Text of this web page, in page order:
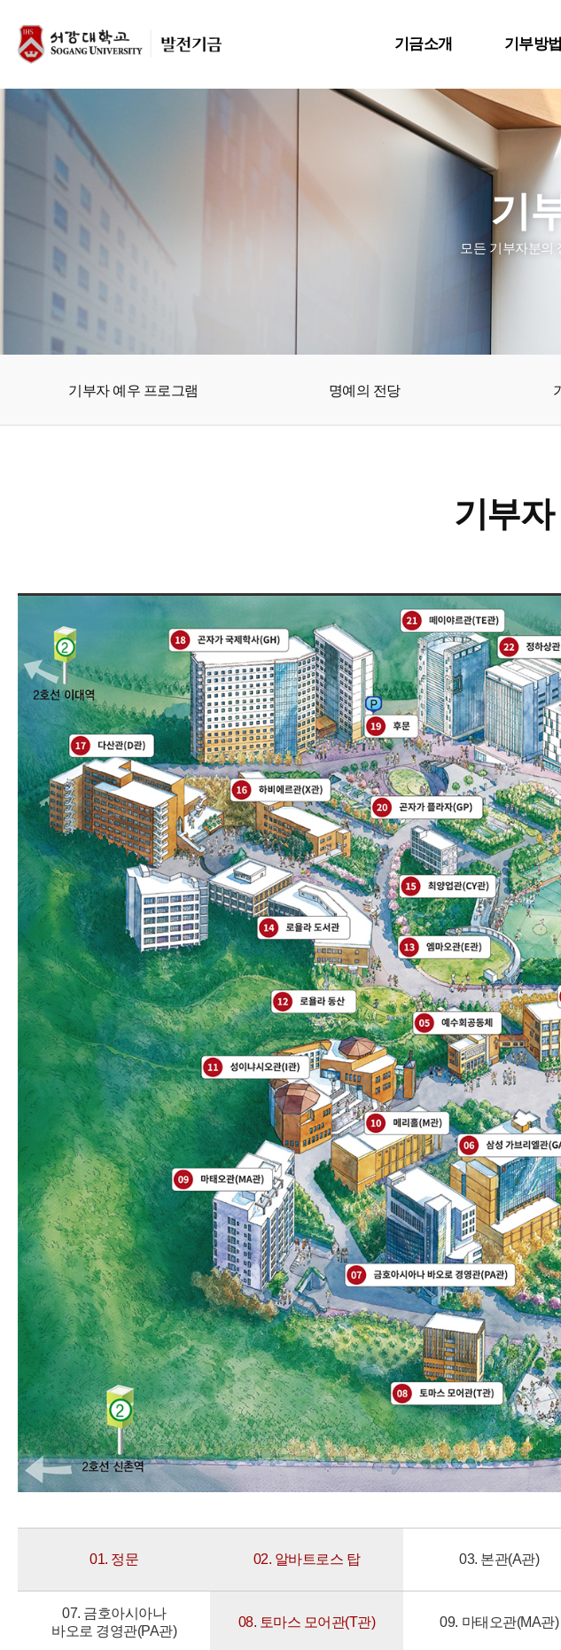
기금소개
기금소개
학생창의연구관 건립
기부방법
참여방법
해외동문 참여안
개인정보 변경
FAQ
기
모든 기부자분의
기부자 예우 프로그램 명예의 전당
기부
01. 정문 02. 알바트로스 탑 03. 본관(A관)
07. 금호아시아나
바오로 경영관(PA관)
08. 토마스 모어관(T관) 09. 마태오관(MA관)